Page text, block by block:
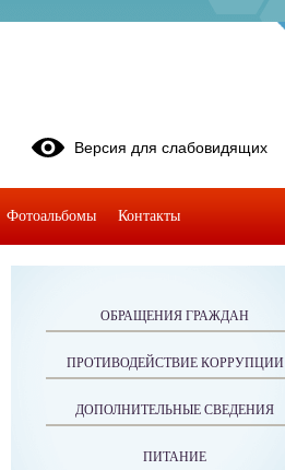
ОБРАЩЕНИЯ ГРАЖДАН
ПРОТИВОДЕЙСТВИЕ КОРРУПЦИИ
ДОПОЛНИТЕЛЬНЫЕ СВЕДЕНИЯ
ПИТАНИЕ
Версия для слабовидящих
Фотоальбомы Контакты